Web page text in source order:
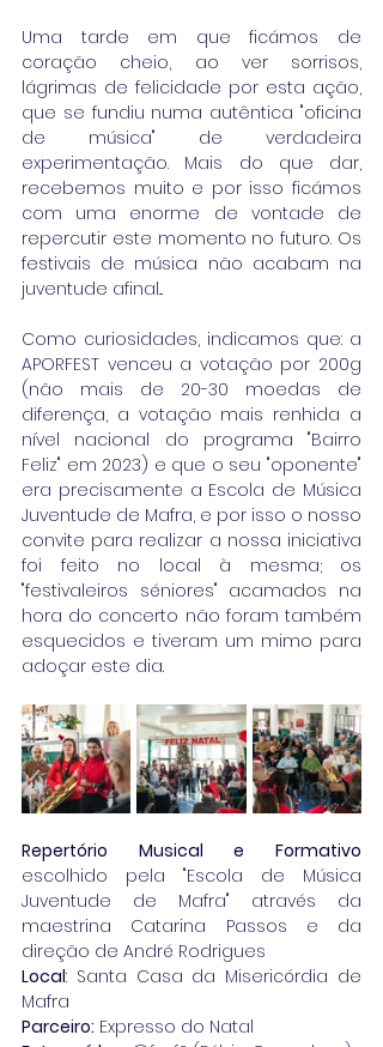
Uma tarde em que ficámos de
coração cheio, ao ver sorrisos,
lágrimas de felicidade por esta ação,
que se fundiu numa autêntica "oficina
de música" de verdadeira
experimentação. Mais do que dar,
recebemos muito e por isso ficámos
com uma enorme de vontade de
repercutir este momento no futuro. Os
festivais de música não acabam na
juventude afinal...
Como curiosidades, indicamos que: a
APORFEST venceu a votação por 200g
(não mais de 20-30 moedas de
diferença, a votação mais renhida a
nível nacional do programa "Bairro
Feliz" em 2023) e que o seu "oponente"
era precisamente a Escola de Música
Juventude de Mafra, e por isso o nosso
convite para realizar a nossa iniciativa
foi feito no local à mesma; os
"festivaleiros séniores" acamados na
hora do concerto não foram também
esquecidos e tiveram um mimo para
adoçar este dia.
Repertório Musical e Formativo
escolhido pela "Escola de Música
Juventude de Mafra" através da
maestrina Catarina Passos e da
direção de André Rodrigues
Local: Santa Casa da Misericórdia de
Mafra
Parceiro: Expresso do Natal